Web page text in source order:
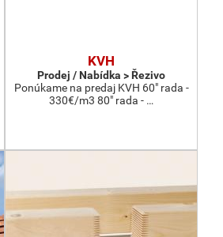
KVH
Prodej / Nabídka > Řezivo
Ponúkame na predaj KVH 60" rada -
330€/m3 80" rada - …